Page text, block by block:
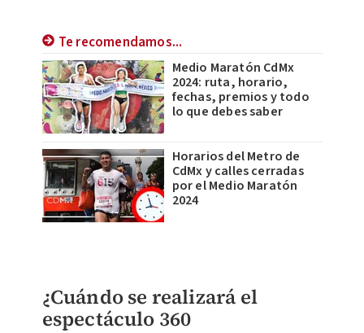
Te recomendamos...
Medio Maratón CdMx
2024: ruta, horario,
fechas, premios y todo
lo que debes saber
Horarios del Metro de
CdMx y calles cerradas
por el Medio Maratón
2024
¿Cuándo se realizará el
espectáculo 360